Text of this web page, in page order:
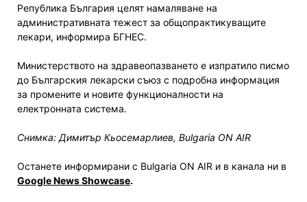
Република България целят намаляване на
административната тежест за общопрактикуващите
лекари, информира БГНЕС.
Министерството на здравеопазването е изпратило писмо
до Българския лекарски съюз с подробна информация
за промените и новите функционалности на
електронната система.
Снимка: Димитър Кьосемарлиев, Bulgaria ON AIR
Останете информирани с Bulgaria ON AIR и в канала ни в
Google News Showcase.